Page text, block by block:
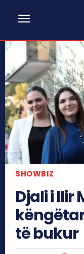
SHOWBIZ
Djali i Ilir
të bukur